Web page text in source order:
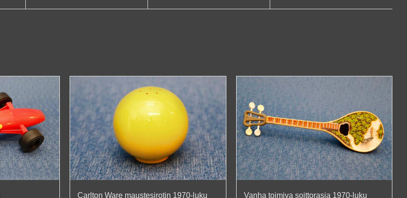
Carlton Ware maustesirotin 1970-luku Vanha toimiva soittorasia 1970-luku